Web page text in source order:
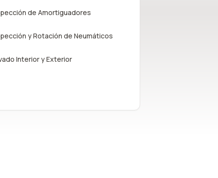
de Amortiguadores
y Rotación de Neumáticos
Interior y Exterior